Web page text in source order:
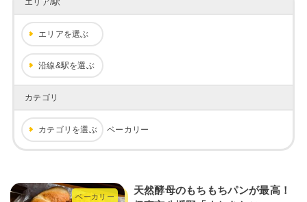
エリア/駅
エリアを選ぶ
沿線&駅を選ぶ
カテゴリ
カテゴリを選ぶ ベーカリー
ベーカリー
天然酵母のもちもちパンが最高！